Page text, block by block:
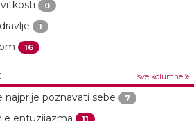
0
1
16
sve kolumne
najprije poznavati sebe 7
entuzijazma 11